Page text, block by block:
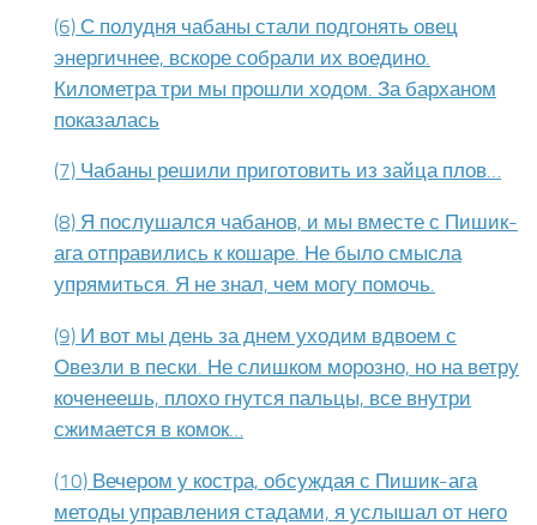
(6) С полудня чабаны стали подгонять овец
энергичнее, вскоре собрали их воедино.
Километра три мы прошли ходом. За барханом
показалась
(7) Чабаны решили приготовить из зайца плов…
(8) Я послушался чабанов, и мы вместе с Пишик-
ага от­правились к кошаре. Не было смысла
упрямиться. Я не знал, чем могу помочь.
(9) И вот мы день за днем уходим вдвоем с
Овезли в пески. Не слишком морозно, но на ветру
коченеешь, плохо гнутся пальцы, все внутри
сжимается в комок…
(10) Вечером у костра, обсуждая с Пишик-ага
методы управления стадами, я услышал от него